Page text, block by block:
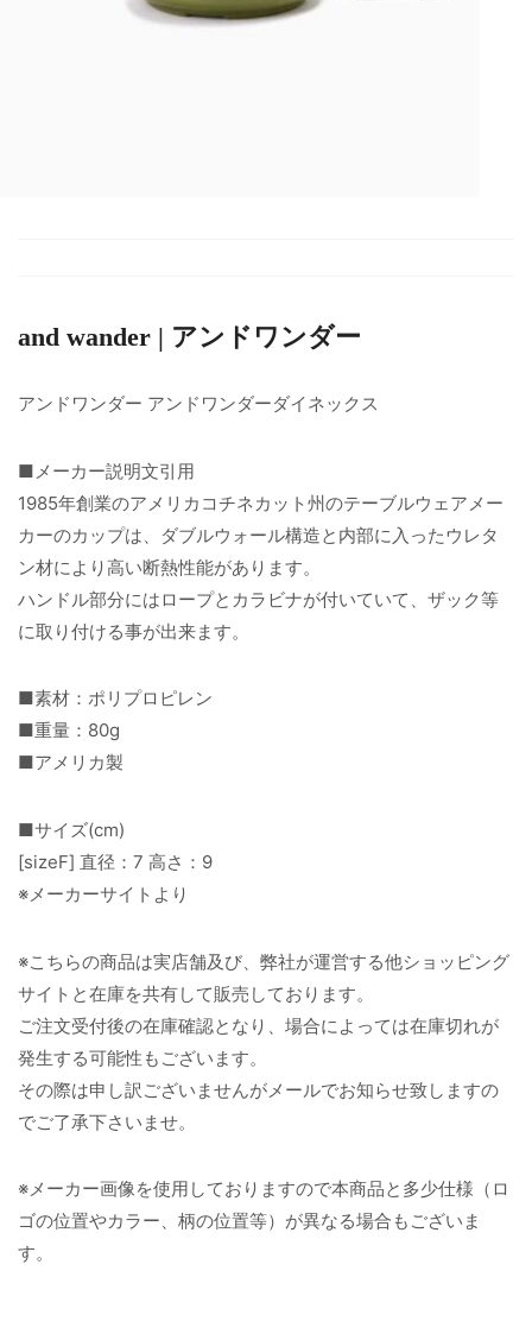
and wander | アンドワンダー
アンドワンダー アンドワンダーダイネックス
■メーカー説明文引用
1985年創業のアメリカコチネカット州のテーブルウェアメー
カーのカップは、ダブルウォール構造と内部に入ったウレタ
ン材により高い断熱性能があります。
ハンドル部分にはロープとカラビナが付いていて、ザック等
に取り付ける事が出来ます。
■素材：ポリプロピレン
■重量：80g
■アメリカ製
■サイズ(cm)
[sizeF] 直径：7 高さ：9
※メーカーサイトより
※こちらの商品は実店舗及び、弊社が運営する他ショッピング
サイトと在庫を共有して販売しております。
ご注文受付後の在庫確認となり、場合によっては在庫切れが
発生する可能性もございます。
その際は申し訳ございませんがメールでお知らせ致しますの
でご了承下さいませ。
※メーカー画像を使用しておりますので本商品と多少仕様（ロ
ゴの位置やカラー、柄の位置等）が異なる場合もございま
す。